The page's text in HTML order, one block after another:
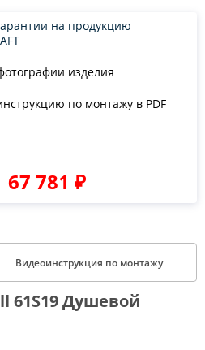
изделия
по монтажу в PDF
на продукцию
67 781 ₽
Видеоинструкция по монтажу
61S19 Душевой